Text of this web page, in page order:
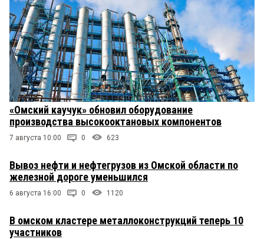
«Омский каучук» обновил оборудование
производства высокооктановых компонентов
7 августа 10:00 0 623
Вывоз нефти и нефтегрузов из Омской области по
железной дороге уменьшился
6 августа 16:00 0 1120
В омском кластере металлоконструкций теперь 10
участников